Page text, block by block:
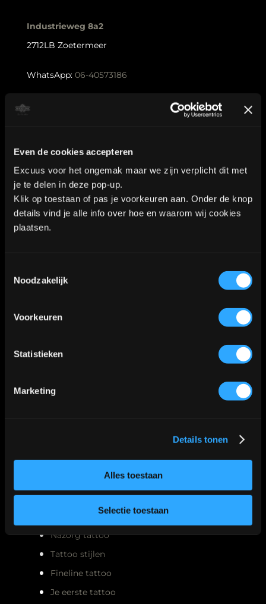
Even de cookies accepteren
Excuus voor het ongemak maar we zijn verplicht dit met
je te delen in deze pop-up.
Klik op toestaan of pas je voorkeuren aan. Onder de knop
details vind je alle info over hoe en waarom wij cookies
plaatsen.
Noodzakelijk
Voorkeuren
Statistieken
Marketing
Details tonen
Alles toestaan
Selectie toestaan
Industrieweg 8a2
2712LB Zoetermeer
WhatsApp: 06-40573186
Copyright © 2018-2026 |Tattoo Studio Hook’s Ink |
Algemene voorwaarden|Privacy Policy
Kaart
Klikhier
Meest gelezen
Nazorg tattoo
Tattoo stijlen
Fineline tattoo
Je eerste tattoo